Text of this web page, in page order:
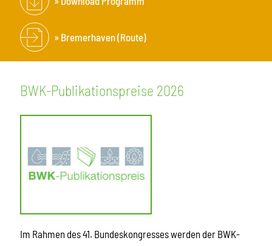
Bremerhaven (Route)
BWK-Publikationspreise 2026
Im Rahmen des 41. Bundeskongresses werden der BWK-